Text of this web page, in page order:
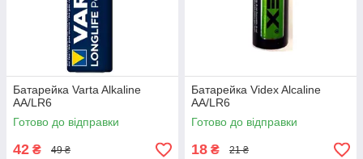
Батарейка Varta Alkaline
AA/LR6
Готово до відправки
42 ₴ 49 ₴
Батарейка Videx Alcaline
AA/LR6
Готово до відправки
18 ₴ 21 ₴